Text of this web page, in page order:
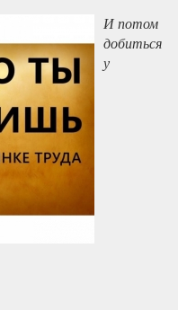
И потом
добиться
у